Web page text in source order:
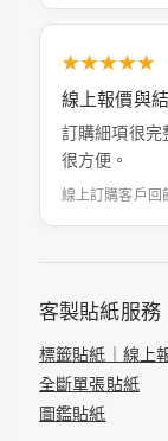
★★★★★
線上報價與
訂購細項很完
很方便。
線上訂購客戶回
客製貼紙服務
標籤貼紙｜線上
全斷單張貼紙
圖鑑貼紙